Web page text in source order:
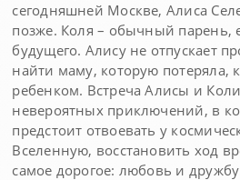
сегодняшней Москве, Алиса
позже. Коля – обычный парень,
будущего. Алису не отпускает
найти маму, которую потеряла,
ребенком. Встреча Алисы и
невероятных приключений, в
предстоит отвоевать у
Вселенную, восстановить ход
самое дорогое: любовь и